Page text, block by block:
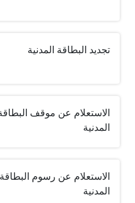
تجديد البطاقة المدنية
الاستعلام عن موقف
المدنية
الاستعلام عن رسوم البطاقة
المدنية